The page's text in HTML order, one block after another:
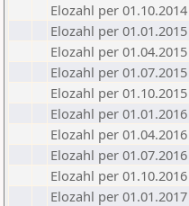
Elozahl per 01.10.2014
Elozahl per 01.01.2015
Elozahl per 01.04.2015
Elozahl per 01.07.2015
Elozahl per 01.10.2015
Elozahl per 01.01.2016
Elozahl per 01.04.2016
Elozahl per 01.07.2016
Elozahl per 01.10.2016
Elozahl per 01.01.2017